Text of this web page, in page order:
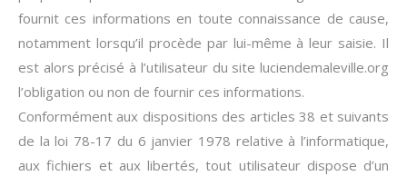
fournit ces informations en toute connaissance de cause,
notamment lorsqu’il procède par lui-même à leur saisie. Il
est alors précisé à l’utilisateur du site luciendemaleville.org
l’obligation ou non de fournir ces informations.
Conformément aux dispositions des articles 38 et suivants
de la loi 78-17 du 6 janvier 1978 relative à l’informatique,
aux fichiers et aux libertés, tout utilisateur dispose d’un